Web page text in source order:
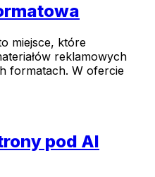
miejsce, które
reklamowych
formatach. W ofercie
pod AI